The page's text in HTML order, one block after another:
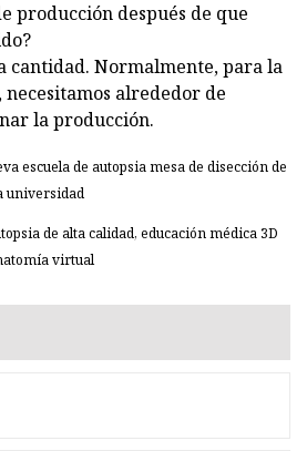
producción después de que
cantidad. Normalmente, para la
alrededor de
la producción.
escuela de autopsia mesa de disección de
universidad
de alta calidad, educación médica 3D
virtual